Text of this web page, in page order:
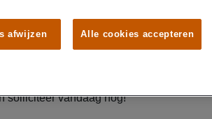
tijd overhouden voor bijvoorbeeld
als parttime inpakmedewerker bij Yellow
te weten te komen over de andere
solliciteer vandaag nog!
afwijzen Alle cookies accepteren